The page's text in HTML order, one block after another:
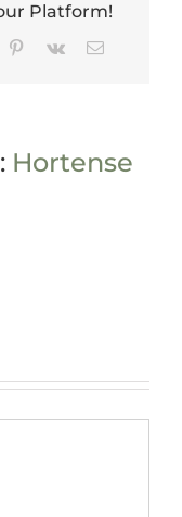
Platform!
Pinterest
Vk Email
Hortense